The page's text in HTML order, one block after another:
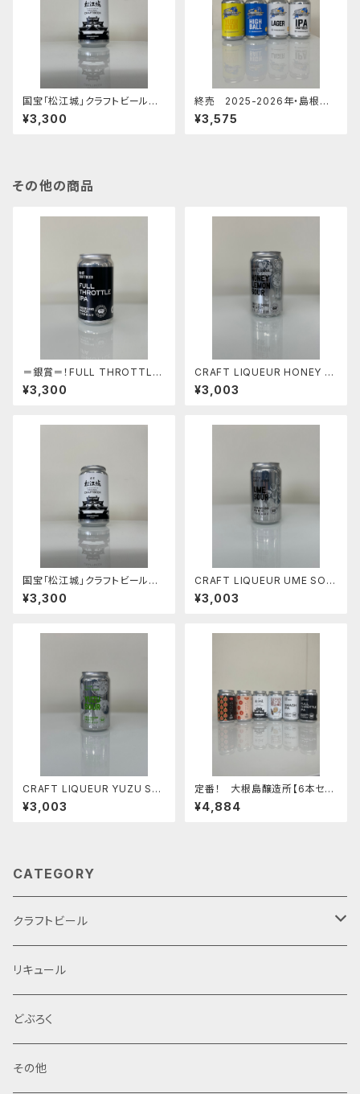
国宝「松江城」クラフトビール
【4本セット】スタイル：スタウト
¥3,300
終売 2025-2026年・島根ス
サノオマジック クラフトビール
２種+ハイボール＋ゆずサワー
¥3,575
その他の商品
＝銀賞＝！FULL THROTTLE I
PA 【４本セット】
¥3,300
CRAFT LIQUEUR HONEY LE
MON SOUR 【４本セット】
¥3,003
国宝「松江城」クラフトビール
【4本セット】スタイル：スタウト
¥3,300
CRAFT LIQUEUR UME SOU
R 【４本セット】
¥3,003
CRAFT LIQUEUR YUZU SO
UR 【４本セット】
¥3,003
定番！ 大根島醸造所【6本セッ
ト】
¥4,884
CATEGORY
クラフトビール
定番商品
限定品
特産品セット
リキュール
どぶろく
その他